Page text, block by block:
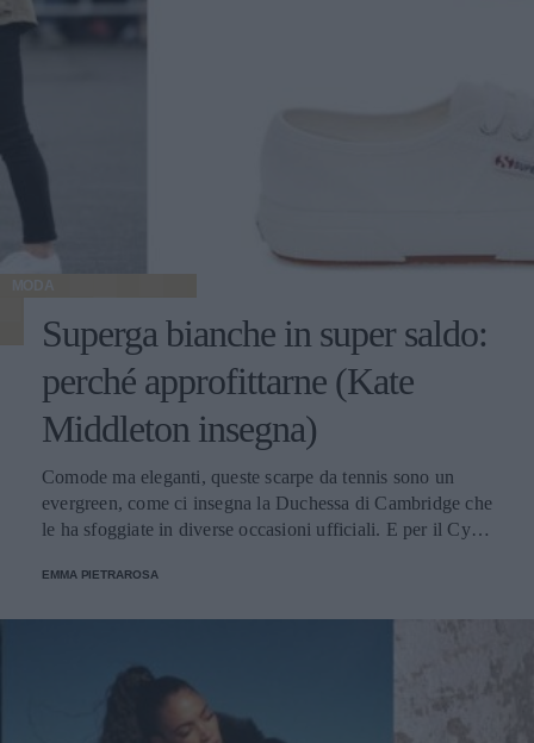
MODA
Superga bianche in super saldo:
perché approfittarne (Kate
Middleton insegna)
Comode ma eleganti, queste scarpe da tennis sono un
evergreen, come ci insegna la Duchessa di Cambridge che
le ha sfoggiate in diverse occasioni ufficiali. E per il Cyber
euro.
EMMA PIETRAROSA